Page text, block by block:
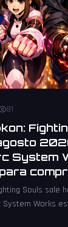
81
System
Souls sale
System Works